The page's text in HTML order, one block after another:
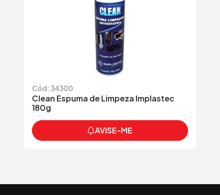
Cód: 34300
Clean Espuma de Limpeza Implastec
180g
AVISE-ME